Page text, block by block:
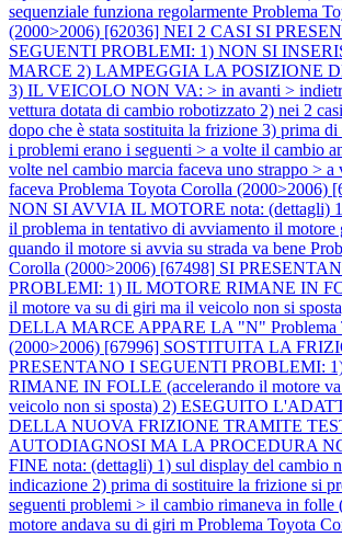
sequenziale funziona regolarmente Problema
(2000>2006) [62036] NEI 2 CASI SI
SEGUENTI PROBLEMI: 1) NON SI
MARCE 2) LAMPEGGIA LA POSIZIONE
3) IL VEICOLO NON VA: > in avanti >
vettura dotata di cambio robotizzato 2) nei 2
dopo che è stata sostituita la frizione 3) prima
i problemi erano i seguenti > a volte il cambio
volte nel cambio marcia faceva uno strappo > a
faceva Problema Toyota Corolla (2000>2006)
NON SI AVVIA IL MOTORE nota: (dettagli)
il problema in tentativo di avviamento il motore
quando il motore si avvia su strada va bene
Corolla (2000>2006) [67498] SI
PROBLEMI: 1) IL MOTORE RIMANE IN
il motore va su di giri ma il veicolo non si
DELLA MARCE APPARE LA "N"
(2000>2006) [67996] SOSTITUITA LA
PRESENTANO I SEGUENTI PROBLEMI:
RIMANE IN FOLLE (accelerando il motore
veicolo non si sposta) 2) ESEGUITO
DELLA NUOVA FRIZIONE TRAMITE
AUTODIAGNOSI MA LA PROCEDURA
FINE nota: (dettagli) 1) sul display del cambio
indicazione 2) prima di sostituire la frizione si
seguenti problemi > il cambio rimaneva in folle
motore andava su di giri m Problema Toyota